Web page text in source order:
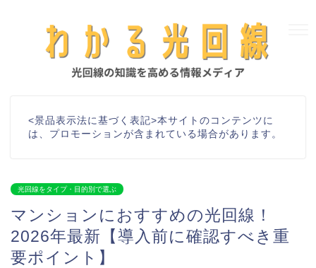
<景品表示法に基づく表記>本サイトのコンテンツに
は、プロモーションが含まれている場合があります。
光回線をタイプ・目的別で選ぶ
マンションにおすすめの光回線！
2026年最新【導入前に確認すべき重
要ポイント】